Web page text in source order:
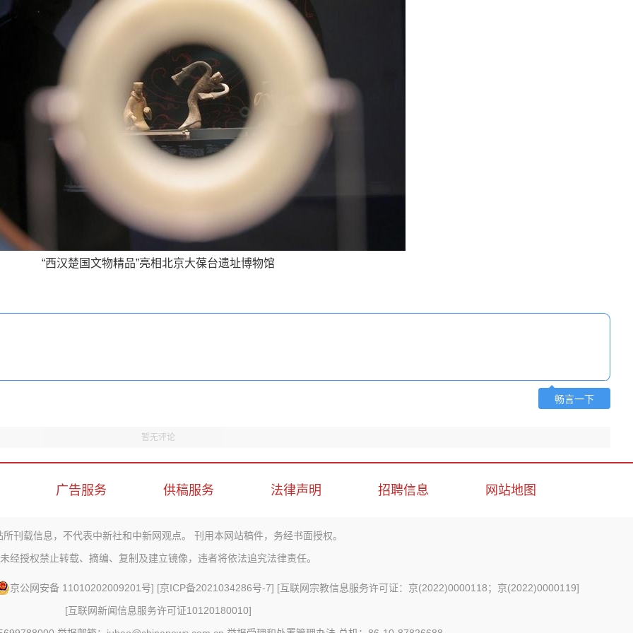
“西汉楚国文物精品”亮相北京大葆台遗址博物馆
畅言一下
暂无评论
广告服务 供稿服务 法律声明 招聘信息 网站地图
所刊载信息，不代表中新社和中新网观点。 刊用本网站稿件，务经书面授权。
未经授权禁止转载、摘编、复制及建立镜像，违者将依法追究法律责任。
京公网安备 11010202009201号] [京ICP备2021034286号-7] [互联网宗教信息服务许可证：京(2022)0000118；京(2022)0000119]
[互联网新闻信息服务许可证10120180010]